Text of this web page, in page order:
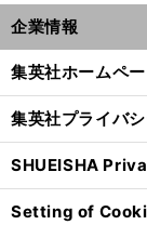
企業情報
集英社ホームペ
集英社プライバ
SHUEISHA
Setting of